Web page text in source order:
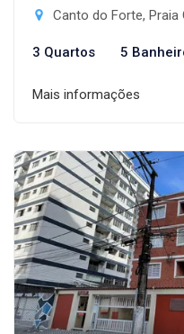
Canto do Forte, Praia
3 Quartos 5
Mais informações